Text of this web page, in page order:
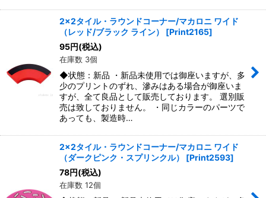
2x2タイル・ラウンドコーナー/マカロニ ワイド
（レッド/ブラック ライン）
[Print2165]
95円(税込)
在庫数 3個
◆状態：新品 ・新品未使用では御座いますが、多
少のプリントのずれ、滲みはある場合が御座いま
すが、全て良品として販売しております。 選別販
売は致しておりません。 ・同じカラーのパーツで
あっても、製造時…
2x2タイル・ラウンドコーナー/マカロニ ワイド
（ダークピンク・スプリンクル）
[Print2593]
78円(税込)
在庫数 12個